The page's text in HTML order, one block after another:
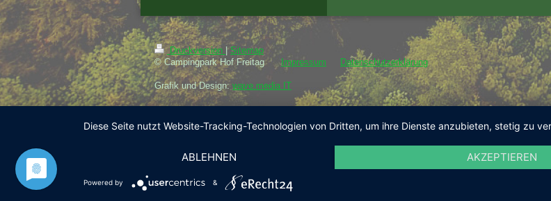
Druckversion
Sitemap
© Campingpark Hof FreitagImpressum Datenschutzerklärung
Grafik und Design: wave.media IT
Diese Seite nutzt Website-Tracking-Technologien von Dritten, um ihre Dienste anzubieten, stetig zu
ABLEHNEN AKZEPTIEREN
Powered by &